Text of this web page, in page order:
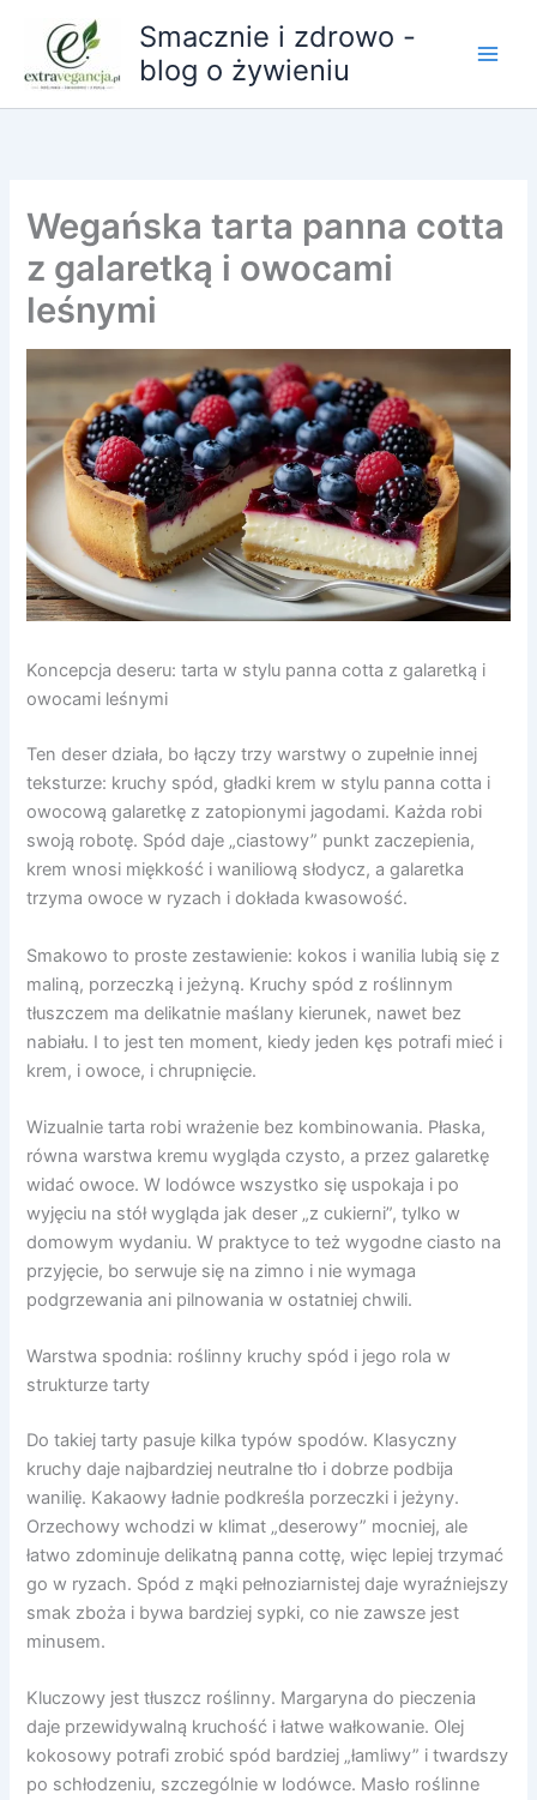
treści
Smacznie i zdrowo -
blog o żywieniu
Wegańska tarta panna cotta
z galaretką i owocami
leśnymi
Koncepcja deseru: tarta w stylu panna cotta z galaretką i
owocami leśnymi
Ten deser działa, bo łączy trzy warstwy o zupełnie innej
teksturze: kruchy spód, gładki krem w stylu panna cotta i
owocową galaretkę z zatopionymi jagodami. Każda robi
swoją robotę. Spód daje „ciastowy” punkt zaczepienia,
krem wnosi miękkość i waniliową słodycz, a galaretka
trzyma owoce w ryzach i dokłada kwasowość.
Smakowo to proste zestawienie: kokos i wanilia lubią się z
maliną, porzeczką i jeżyną. Kruchy spód z roślinnym
tłuszczem ma delikatnie maślany kierunek, nawet bez
nabiału. I to jest ten moment, kiedy jeden kęs potrafi mieć i
krem, i owoce, i chrupnięcie.
Wizualnie tarta robi wrażenie bez kombinowania. Płaska,
równa warstwa kremu wygląda czysto, a przez galaretkę
widać owoce. W lodówce wszystko się uspokaja i po
wyjęciu na stół wygląda jak deser „z cukierni”, tylko w
domowym wydaniu. W praktyce to też wygodne ciasto na
przyjęcie, bo serwuje się na zimno i nie wymaga
podgrzewania ani pilnowania w ostatniej chwili.
Warstwa spodnia: roślinny kruchy spód i jego rola w
strukturze tarty
Do takiej tarty pasuje kilka typów spodów. Klasyczny
kruchy daje najbardziej neutralne tło i dobrze podbija
wanilię. Kakaowy ładnie podkreśla porzeczki i jeżyny.
Orzechowy wchodzi w klimat „deserowy” mocniej, ale
łatwo zdominuje delikatną panna cottę, więc lepiej trzymać
go w ryzach. Spód z mąki pełnoziarnistej daje wyraźniejszy
smak zboża i bywa bardziej sypki, co nie zawsze jest
minusem.
Kluczowy jest tłuszcz roślinny. Margaryna do pieczenia
daje przewidywalną kruchość i łatwe wałkowanie. Olej
kokosowy potrafi zrobić spód bardziej „łamliwy” i twardszy
po schłodzeniu, szczególnie w lodówce. Masło roślinne